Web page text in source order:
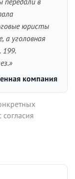
юристы
а уголовная
199.
компания